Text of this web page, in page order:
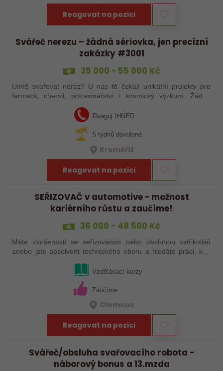
Reagovat na pozici
Svářeč nerezu – žádná sériovka, jen precizní
zakázky #3001
35 000 - 55 000 Kč
Umíš svařovat nerez? U nás tě čekají unikátní projekty pro
farmacii, chemii, potravinářství i kosmický výzkum. Žádná
Reaguj IHNED
5 týdnů dovolené
Kroměříž
Reagovat na pozici
SEŘIZOVAČ v automotive - možnost
kariérního růstu a zaučíme!
36 000 - 48 500 Kč
Máte zkušenosti se seřizováním nebo obsluhou vstřikolisů
anebo jste absolvent technického oboru a hledáte práci, kde
řešení a práce přímo ve…Vzdělávací kurzy
Zaučíme
Olomouc
Reagovat na pozici
Svářeč/obsluha svařovacího robota -
náborový bonus a 13.mzda